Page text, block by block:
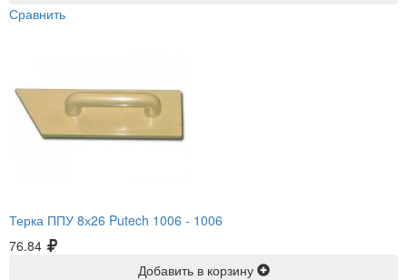
Сравнить
Терка ППУ 8х26 Putech 1006 - 1006
76.84
Добавить в корзину